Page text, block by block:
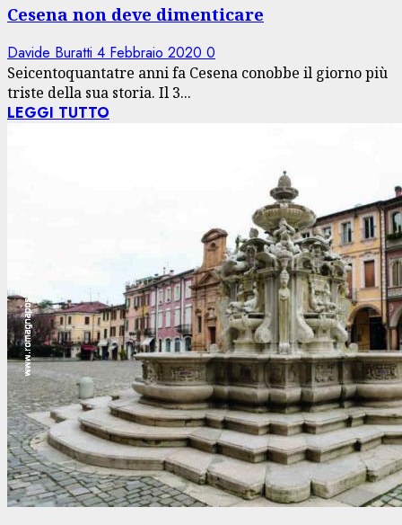
Cesena non deve dimenticare
Davide Buratti 4 Febbraio 2020 0
Seicentoquantatre anni fa Cesena conobbe il giorno più
triste della sua storia. Il 3...
LEGGI TUTTO